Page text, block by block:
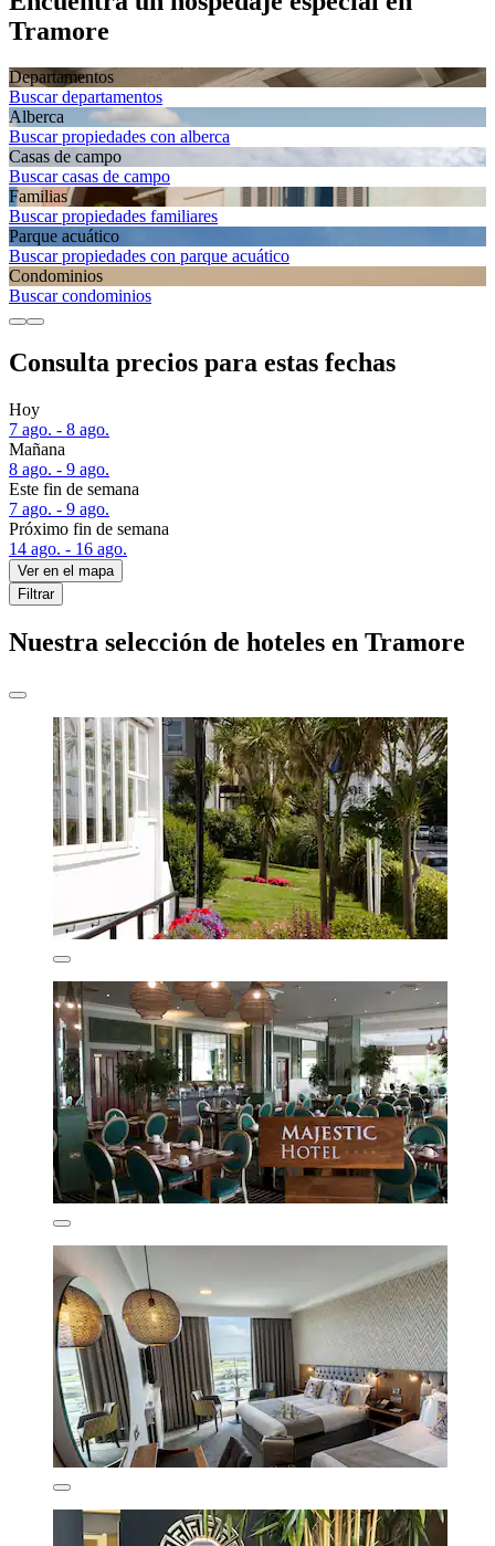
Tramore
Departa­mentos
Buscar departamentos
Alberca
Buscar propiedades con alberca
Casas de campo
Buscar casas de campo
Familias
Buscar propiedades familiares
Parque acuático
Buscar propiedades con parque acuático
Condominios
Buscar condominios
Consulta precios para estas fechas
Hoy
7 ago. - 8 ago.
Mañana
8 ago. - 9 ago.
Este fin de semana
7 ago. - 9 ago.
Próximo fin de semana
14 ago. - 16 ago.
Ver en el mapa
Filtrar
Nuestra selección de hoteles en Tramore